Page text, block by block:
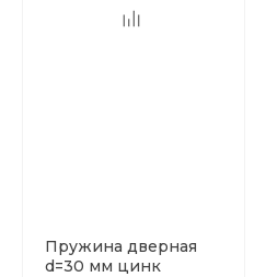
Пружина дверная
d=30 мм цинк